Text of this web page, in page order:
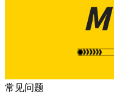
常见问题